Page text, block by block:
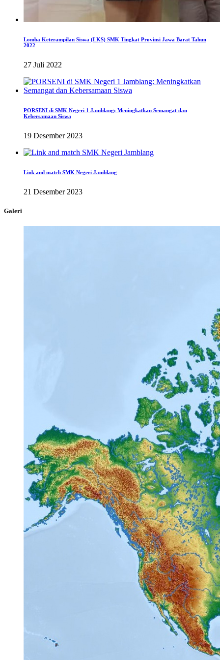
Lomba Keterampilan Siswa (LKS) SMK Tingkat Provinsi Jawa Barat Tahun
2022
27 Juli 2022
PORSENI di SMK Negeri 1 Jamblang: Meningkatkan Semangat dan
Kebersamaan Siswa
19 Desember 2023
Link and match SMK Negeri Jamblang
21 Desember 2023
Galeri